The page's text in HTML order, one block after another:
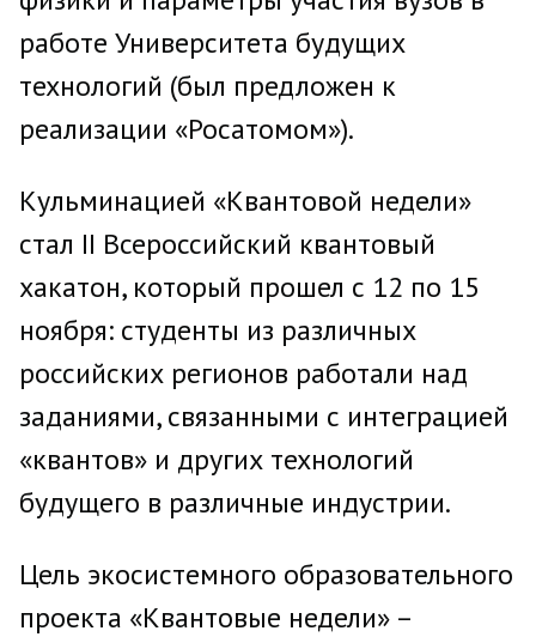
работе Университета будущих
технологий (был предложен к
реализации «Росатомом»).
Кульминацией «Квантовой недели»
стал II Всероссийский квантовый
хакатон, который прошел с 12 по 15
ноября: студенты из различных
российских регионов работали над
заданиями, связанными с интеграцией
«квантов» и других технологий
будущего в различные индустрии.
Цель экосистемного образовательного
проекта «Квантовые недели» –